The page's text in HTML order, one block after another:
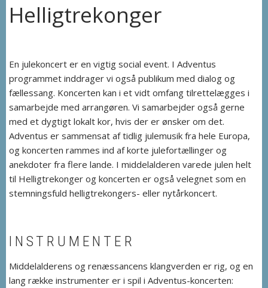
Helligtrekonger
En julekoncert er en vigtig social event. I Adventus
programmet inddrager vi også publikum med dialog og
fællessang. Koncerten kan i et vidt omfang tilrettelægges i
samarbejde med arrangøren. Vi samarbejder også gerne
med et dygtigt lokalt kor, hvis der er ønsker om det.
Adventus er sammensat af tidlig julemusik fra hele Europa,
og koncerten rammes ind af korte julefortællinger og
anekdoter fra flere lande. I middelalderen varede julen helt
til Helligtrekonger og koncerten er også velegnet som en
stemningsfuld helligtrekongers- eller nytårkoncert.
INSTRUMENTER
Middelalderens og renæssancens klangverden er rig, og en
lang række instrumenter er i spil i Adventus-koncerten: